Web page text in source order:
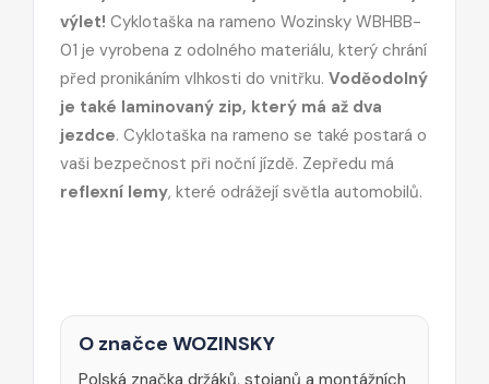
výlet! Cyklotaška na rameno Wozinsky WBHBB-
01 je vyrobena z odolného materiálu, který chrání
před pronikáním vlhkosti do vnitřku. Voděodolný
je také laminovaný zip, který má až dva
jezdce. Cyklotaška na rameno se také postará o
vaši bezpečnost při noční jízdě. Zepředu má
reflexní lemy, které odrážejí světla automobilů.
O značce WOZINSKY
Polská značka držáků, stojanů a montážních